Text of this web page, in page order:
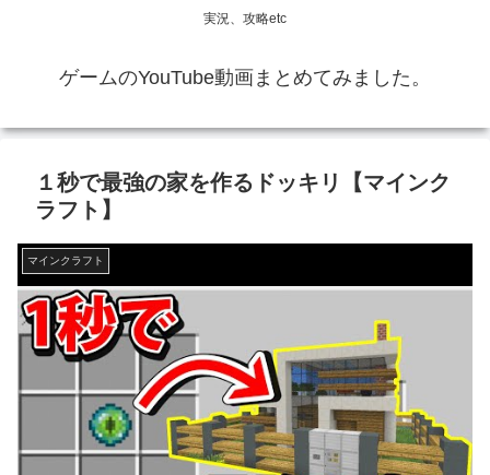
実況、攻略etc
ゲームのYouTube動画まとめてみました。
１秒で最強の家を作るドッキリ【マインク
ラフト】
マインクラフト